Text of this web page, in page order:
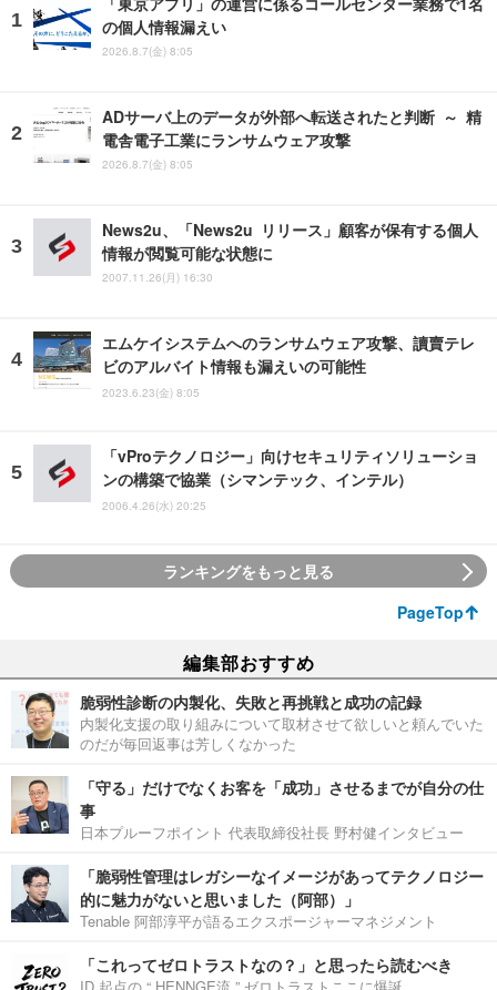
「東京アプリ」の運営に係るコールセンター業務で1名
の個人情報漏えい
2026.8.7(金) 8:05
ADサーバ上のデータが外部へ転送されたと判断 ～ 精
電舎電子工業にランサムウェア攻撃
2026.8.7(金) 8:05
News2u、「News2u リリース」顧客が保有する個人
情報が閲覧可能な状態に
2007.11.26(月) 16:30
エムケイシステムへのランサムウェア攻撃、讀賣テレ
ビのアルバイト情報も漏えいの可能性
2023.6.23(金) 8:05
「vProテクノロジー」向けセキュリティソリューショ
ンの構築で協業（シマンテック、インテル）
2006.4.26(水) 20:25
ランキングをもっと見る
PageTop
編集部おすすめ
脆弱性診断の内製化、失敗と再挑戦と成功の記録
内製化支援の取り組みについて取材させて欲しいと頼んでいた
のだが毎回返事は芳しくなかった
「守る」だけでなくお客を「成功」させるまでが自分の仕
事
日本プルーフポイント 代表取締役社長 野村健インタビュー
「脆弱性管理はレガシーなイメージがあってテクノロジー
的に魅力がないと思いました（阿部）」
Tenable 阿部淳平が語るエクスポージャーマネジメント
「これってゼロトラストなの？」と思ったら読むべき